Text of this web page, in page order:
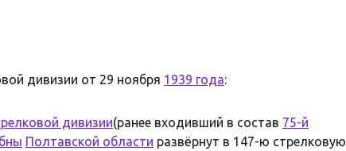
дивизии от 29 ноября 1939 года:
дивизии(ранее входивший в состав 75-й
Полтавской области развёрнут в 147-ю стрелковую